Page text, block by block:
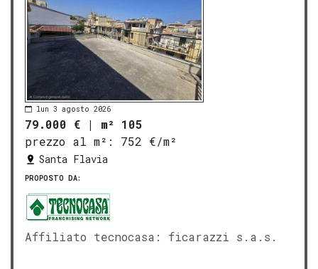
lun 3 agosto 2026
79.000 € | m² 105
prezzo al m²:
752 €/m²
Santa Flavia
PROPOSTO DA:
Affiliato tecnocasa: ficarazzi s.a.s.